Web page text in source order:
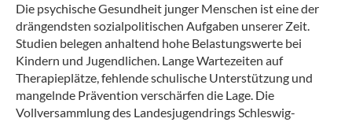
Die psychische Gesundheit junger Menschen ist eine der
drängendsten sozialpolitischen Aufgaben unserer Zeit.
Studien belegen anhaltend hohe Belastungswerte bei
Kindern und Jugendlichen. Lange Wartezeiten auf
Therapieplätze, fehlende schulische Unterstützung und
mangelnde Prävention verschärfen die Lage. Die
Vollversammlung des Landesjugendrings Schleswig-